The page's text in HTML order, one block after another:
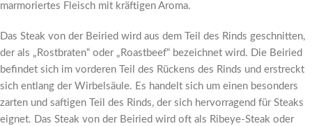
marmoriertes Fleisch mit kräftigen Aroma.
Das Steak von der Beiried wird aus dem Teil des Rinds geschnitten,
der als „Rostbraten“ oder „Roastbeef“ bezeichnet wird. Die Beiried
befindet sich im vorderen Teil des Rückens des Rinds und erstreckt
sich entlang der Wirbelsäule. Es handelt sich um einen besonders
zarten und saftigen Teil des Rinds, der sich hervorragend für Steaks
eignet. Das Steak von der Beiried wird oft als Ribeye-Steak oder